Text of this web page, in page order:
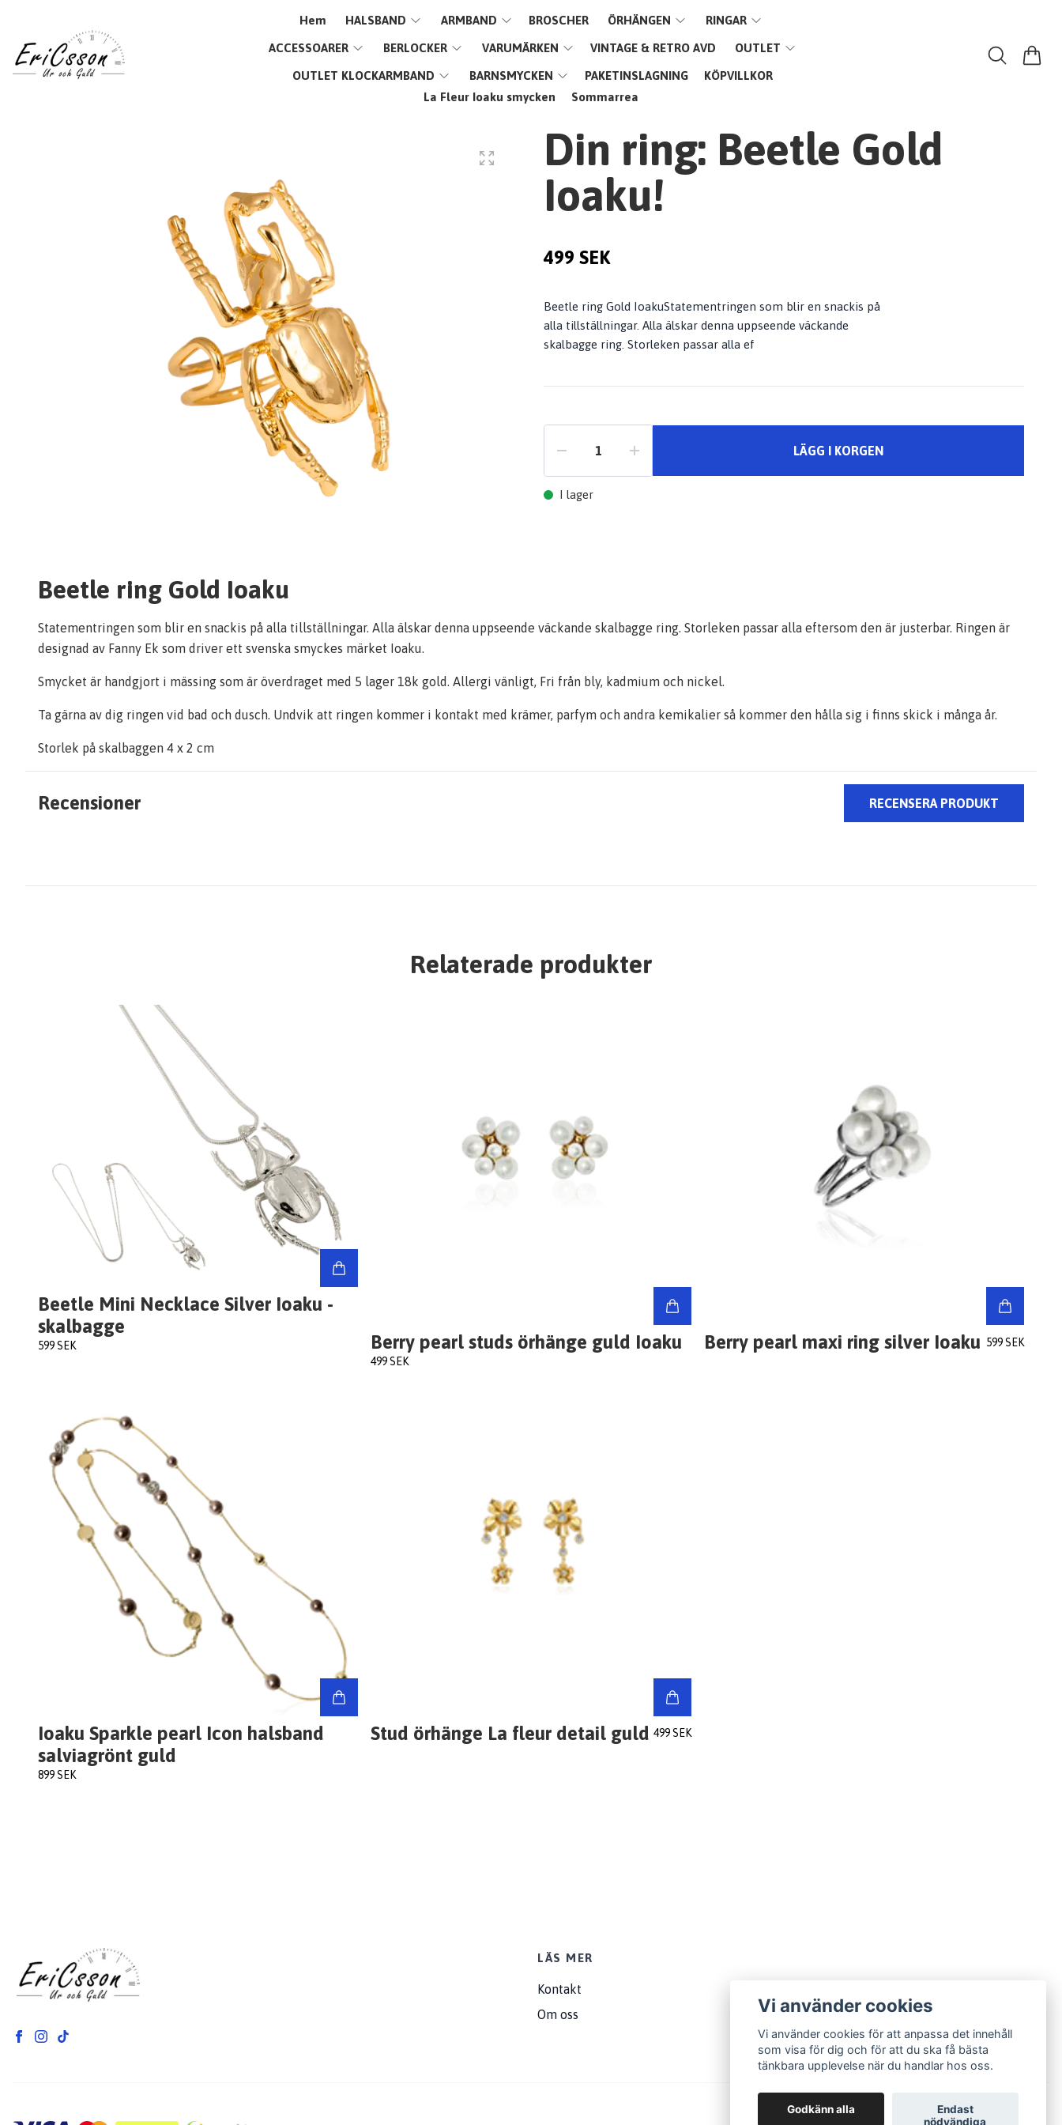
Hem HALSBAND ARMBAND BROSCHER ÖRHÄNGEN RINGAR
ACCESSOARER BERLOCKER VARUMÄRKEN VINTAGE & RETRO AVD OUTLET
OUTLET KLOCKARMBAND BARNSMYCKEN PAKETINSLAGNING
KÖPVILLKOR
La Fleur Ioaku smycken
Sommarrea
Din ring: Beetle Gold
Ioaku!
499 SEK
Beetle ring Gold IoakuStatementringen som blir en snackis på
alla tillställningar. Alla älskar denna uppseende väckande
skalbagge ring. Storleken passar alla ef
LÄGG I KORGEN
I lager
Beetle ring Gold Ioaku
Statementringen som blir en snackis på alla tillställningar. Alla älskar denna uppseende väckande skalbagge ring. Storleken passar alla eftersom den är justerbar. Ringen är
designad av Fanny Ek som driver ett svenska smyckes märket Ioaku.
Smycket är handgjort i mässing som är överdraget med 5 lager 18k gold. Allergi vänligt, Fri från bly, kadmium och nickel.
Ta gärna av dig ringen vid bad och dusch. Undvik att ringen kommer i kontakt med krämer, parfym och andra kemikalier så kommer den hålla sig i finns skick i många år.
Storlek på skalbaggen 4 x 2 cm
Recensioner RECENSERA PRODUKT
Relaterade produkter
Beetle Mini Necklace Silver Ioaku -
skalbagge
599 SEK Berry pearl studs örhänge guld Ioaku
499 SEK
Berry pearl maxi ring silver Ioaku 599 SEK
Ioaku Sparkle pearl Icon halsband
salviagrönt guld
899 SEK
Stud örhänge La fleur detail guld 499 SEK
LÄS MER
Kontakt
Om oss
Vi använder cookies
Vi använder cookies för att anpassa det innehåll
som visa för dig och för att du ska få bästa
tänkbara upplevelse när du handlar hos oss.
Godkänn alla
Endast
nödvändiga